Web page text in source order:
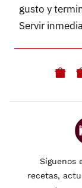
gusto y
Servir
Síguenos
recetas,